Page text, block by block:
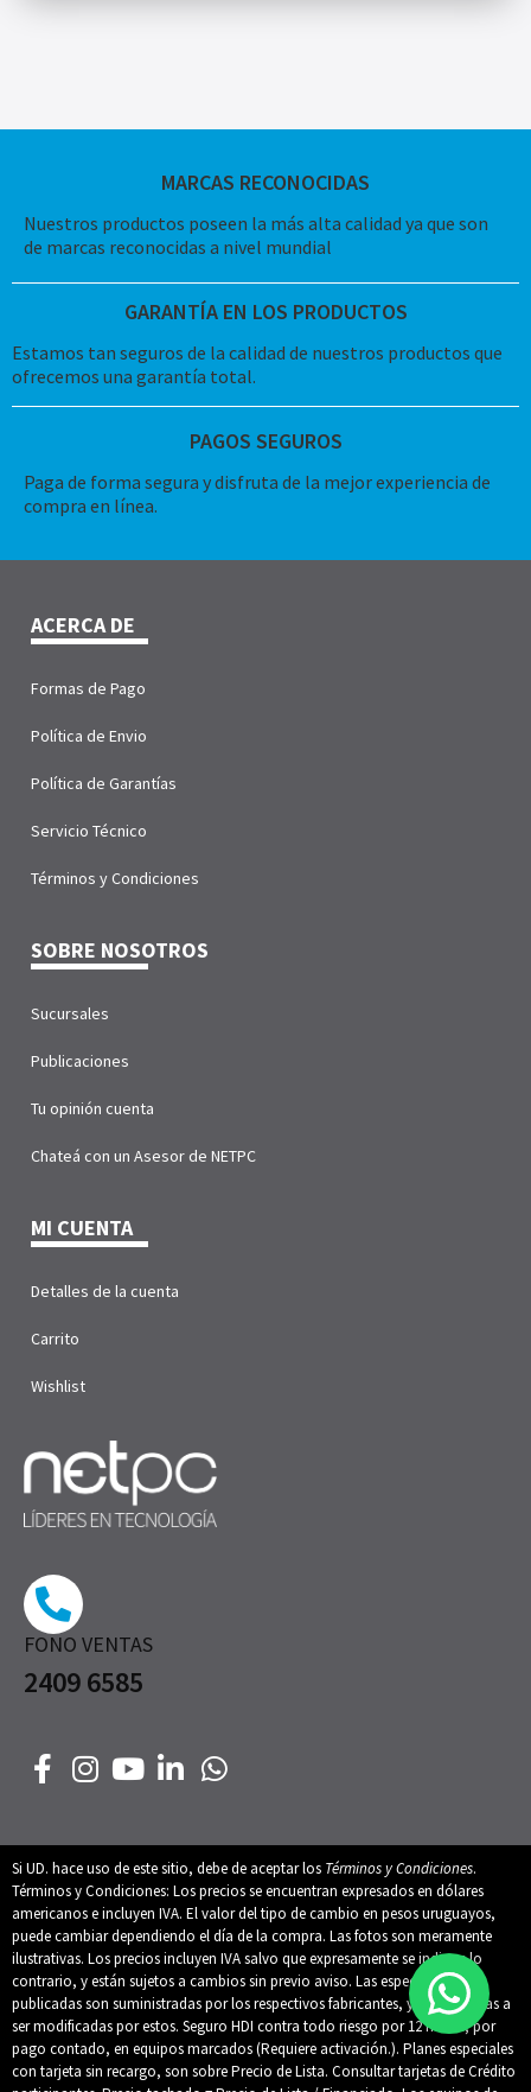
MARCAS RECONOCIDAS
Nuestros productos poseen la más alta calidad ya que son
de marcas reconocidas a nivel mundial
GARANTÍA EN LOS PRODUCTOS
Estamos tan seguros de la calidad de nuestros productos que
ofrecemos una garantía total.
PAGOS SEGUROS
Paga de forma segura y disfruta de la mejor experiencia de
compra en línea.
FONO VENTAS
2409 6585
ACERCA DE
Formas de Pago
Política de Envio
Política de Garantías
Servicio Técnico
Términos y Condiciones
SOBRE NOSOTROS
Sucursales
Publicaciones
Tu opinión cuenta
Chateá con un Asesor de NETPC
MI CUENTA
Detalles de la cuenta
Carrito
Wishlist
Si UD. hace uso de este sitio, debe de aceptar los Términos y Condiciones.
Términos y Condiciones: Los precios se encuentran expresados en dólares
americanos e incluyen IVA. El valor del tipo de cambio en pesos uruguayos,
puede cambiar dependiendo el día de la compra. Las fotos son meramente
ilustrativas. Los precios incluyen IVA salvo que expresamente se indique lo
contrario, y están sujetos a cambios sin previo aviso. Las especificaciones
publicadas son suministradas por los respectivos fabricantes, y están sujetas a
ser modificadas por estos. Seguro HDI contra todo riesgo por 12 meses, por
pago contado, en equipos marcados (Requiere activación.). Planes especiales
con tarjeta sin recargo, son sobre Precio de Lista. Consultar tarjetas de Crédito